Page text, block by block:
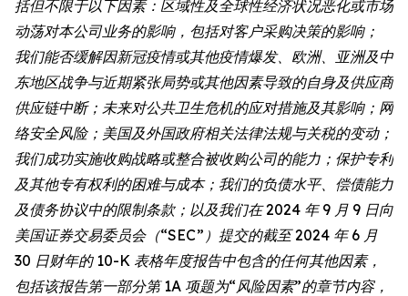
括但不限于以下因素：区域性及全球性经济状况恶化或市场
动荡对本公司业务的影响，包括对客户采购决策的影响；
我们能否缓解因新冠疫情或其他疫情爆发、欧洲、亚洲及中
东地区战争与近期紧张局势或其他因素导致的自身及供应商
供应链中断；未来对公共卫生危机的应对措施及其影响；网
络安全风险；美国及外国政府相关法律法规与关税的变动；
我们成功实施收购战略或整合被收购公司的能力；保护专利
及其他专有权利的困难与成本；我们的负债水平、偿债能力
及债务协议中的限制条款；以及我们在 2024 年 9 月 9 日向
美国证券交易委员会（“SEC”）提交的截至 2024 年 6 月
30 日财年的 10-K 表格年度报告中包含的任何其他因素，
包括该报告第一部分第 1A 项题为“风险因素”的章节内容，